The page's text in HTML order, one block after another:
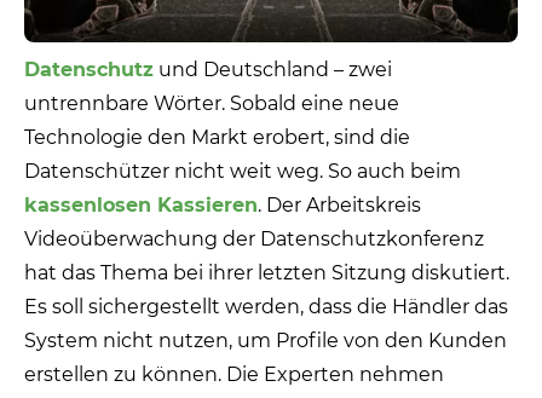
Datenschutz und Deutschland – zwei
untrennbare Wörter. Sobald eine neue
Technologie den Markt erobert, sind die
Datenschützer nicht weit weg. So auch beim
kassenlosen Kassieren. Der Arbeitskreis
Videoüberwachung der Datenschutzkonferenz
hat das Thema bei ihrer letzten Sitzung diskutiert.
Es soll sichergestellt werden, dass die Händler das
System nicht nutzen, um Profile von den Kunden
erstellen zu können. Die Experten nehmen